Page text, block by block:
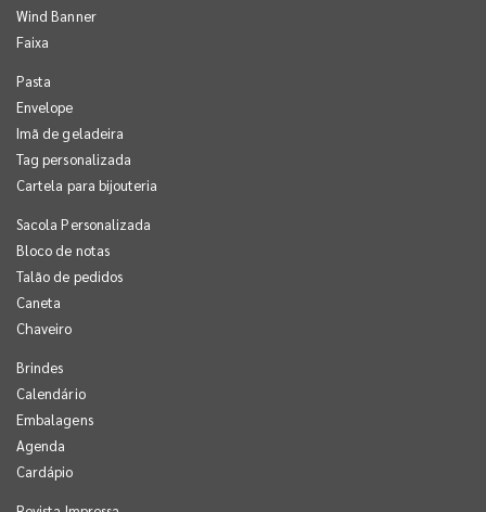
Wind Banner
Faixa
Pasta
Envelope
Imã de geladeira
Tag personalizada
Cartela para bijouteria
Sacola Personalizada
Bloco de notas
Talão de pedidos
Caneta
Chaveiro
Brindes
Calendário
Embalagens
Agenda
Cardápio